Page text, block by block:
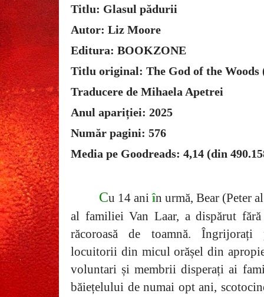
Titlu: Glasul pădurii
Autor: Liz Moore
Editura: BOOKZONE
Titlu original: The God of the Woods
Traducere de Mihaela Apetrei
Anul apariției: 2025
Număr pagini: 576
Media pe Goodreads: 4,14 (din
Cu 14 aniîn urmă, Bear (Peter
al familiei Van Laar, a dispărut
răcoroasă de toamnă. Îngrijorați
locuitorii din micul orășel din
voluntari și membrii disperați ai
băiețelului de numai opt ani,